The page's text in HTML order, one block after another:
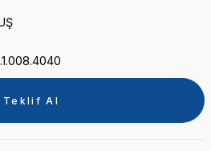
Teklif Al